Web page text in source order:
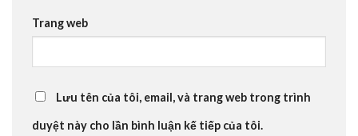
Trang web
Lưu tên của tôi, email, và trang web trong trình
duyệt này cho lần bình luận kế tiếp của tôi.